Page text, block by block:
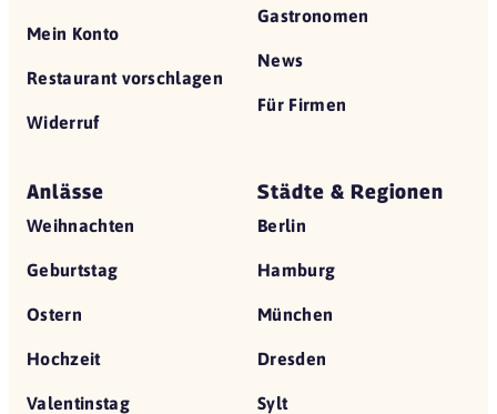
Mein Konto
Restaurant vorschlagen
Widerruf
Gastronomen
News
Für Firmen
Anlässe
Weihnachten
Geburtstag
Ostern
Hochzeit
Valentinstag
Städte & Regionen
Berlin
Hamburg
München
Dresden
Sylt